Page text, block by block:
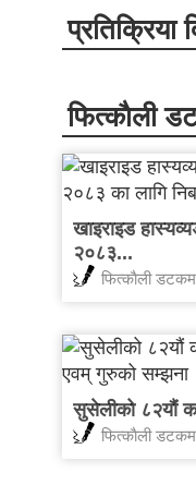
प्रतिक्रिया
फित्काैली
खाइराइड
२०८३...
फित्काैली डटकम
सुसेलीको ८२यौं
फित्काैली डटकम